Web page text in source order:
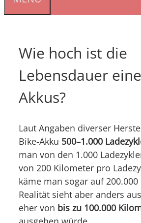
Wie hoch ist die
Lebensdauer
Akkus?
Laut Angaben diverser
Bike-Akku 500–1.000
man von den 1.000
von 200 Kilometer pro
käme man sogar auf
Realität sieht aber anders
eher von bis zu 100.000